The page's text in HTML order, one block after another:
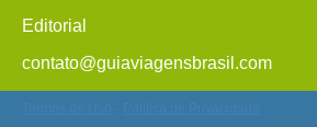
Editorial
contato@guiaviagensbrasil.com
Termos de Uso Política de Privacidade